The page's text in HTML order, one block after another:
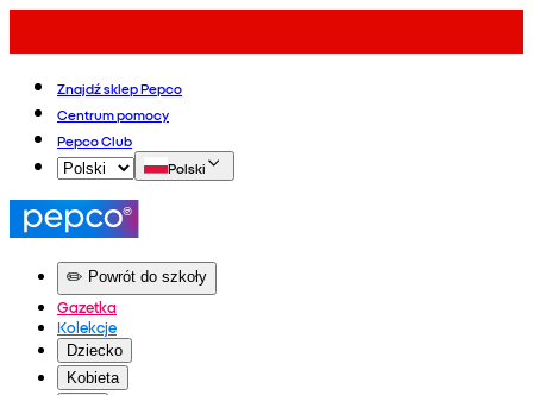
Znajdź sklep Pepco
Centrum pomocy
Pepco Club
Polski
✏️ Powrót do szkoły
Gazetka
Kolekcje
Dziecko
Kobieta